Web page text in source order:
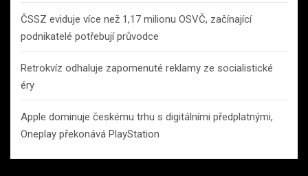
ČSSZ eviduje více než 1,17 milionu OSVČ, začínající
podnikatelé potřebují průvodce
Retrokvíz odhaluje zapomenuté reklamy ze socialistické
éry
Apple dominuje českému trhu s digitálními předplatnými,
Oneplay překonává PlayStation